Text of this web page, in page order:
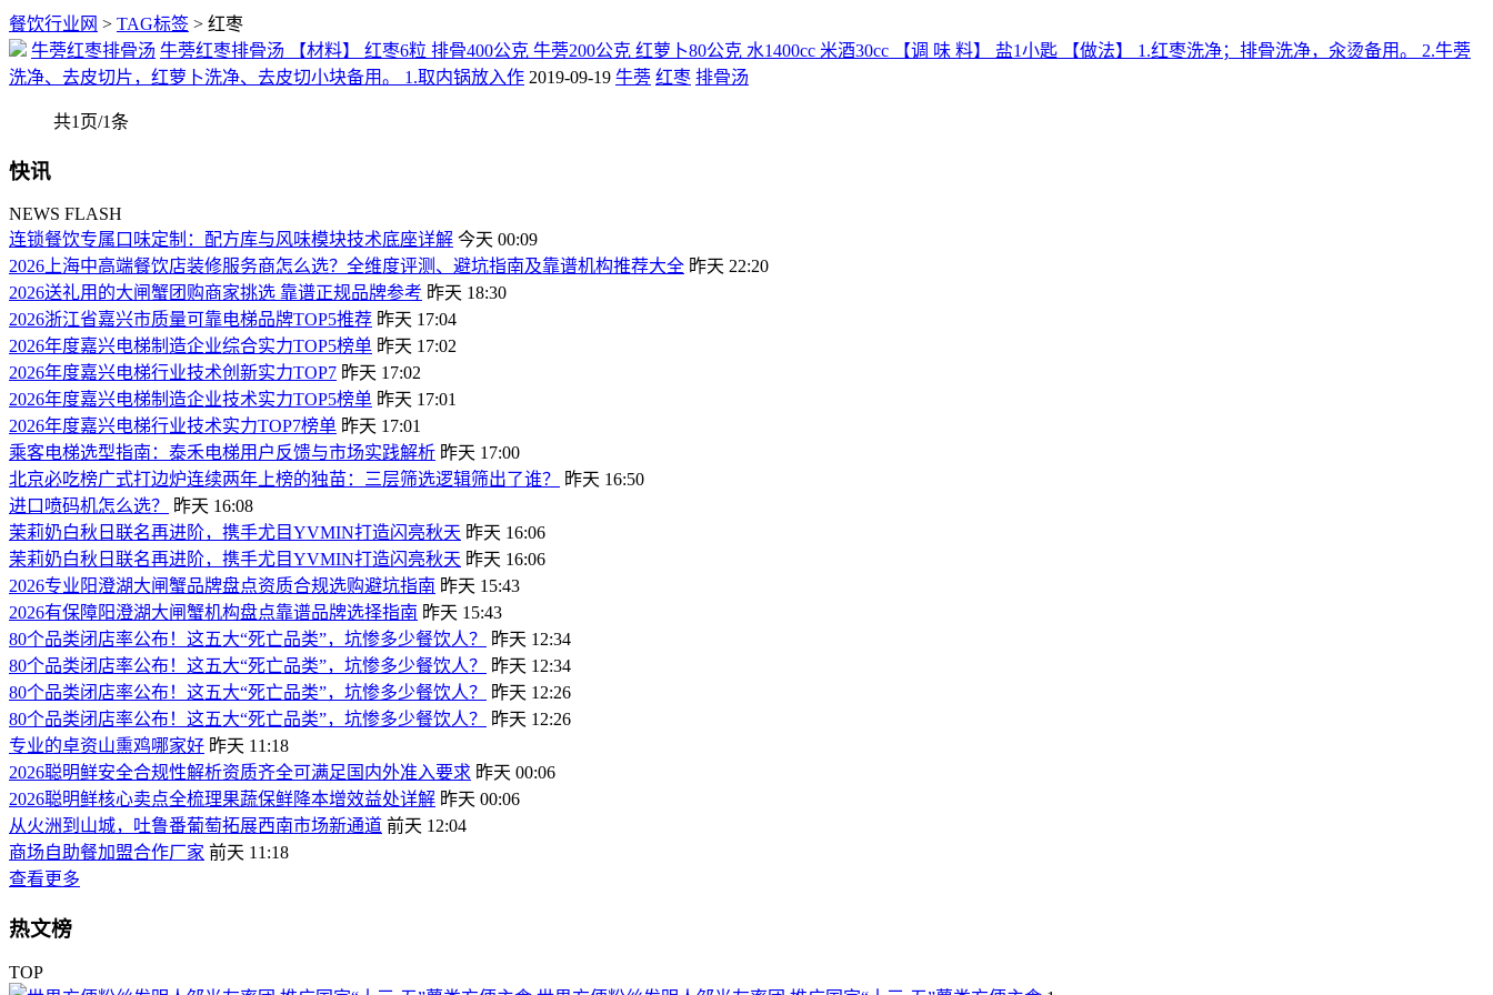
餐饮行业网 > TAG标签 > 红枣
牛蒡红枣排骨汤 牛蒡红枣排骨汤 【材料】 红枣6粒 排骨400公克 牛蒡200公克 红萝卜80公克 水1400cc 米酒30cc 【调 味 料】 盐1小匙 【做法】 1.红枣洗净；排骨洗净，汆烫备用。 2.牛蒡
洗净、去皮切片，红萝卜洗净、去皮切小块备用。 1.取内锅放入作 2019-09-19 牛蒡 红枣 排骨汤
共1页/1条
快讯
NEWS FLASH
连锁餐饮专属口味定制：配方库与风味模块技术底座详解 今天 00:09
2026上海中高端餐饮店装修服务商怎么选？全维度评测、避坑指南及靠谱机构推荐大全 昨天 22:20
2026送礼用的大闸蟹团购商家挑选 靠谱正规品牌参考 昨天 18:30
2026浙江省嘉兴市质量可靠电梯品牌TOP5推荐 昨天 17:04
2026年度嘉兴电梯制造企业综合实力TOP5榜单 昨天 17:02
2026年度嘉兴电梯行业技术创新实力TOP7 昨天 17:02
2026年度嘉兴电梯制造企业技术实力TOP5榜单 昨天 17:01
2026年度嘉兴电梯行业技术实力TOP7榜单 昨天 17:01
乘客电梯选型指南：泰禾电梯用户反馈与市场实践解析 昨天 17:00
北京必吃榜广式打边炉连续两年上榜的独苗：三层筛选逻辑筛出了谁？
昨天 16:50
进口喷码机怎么选？
昨天 16:08
茉莉奶白秋日联名再进阶，携手尤目YVMIN打造闪亮秋天 昨天 16:06
茉莉奶白秋日联名再进阶，携手尤目YVMIN打造闪亮秋天 昨天 16:06
2026专业阳澄湖大闸蟹品牌盘点资质合规选购避坑指南 昨天 15:43
2026有保障阳澄湖大闸蟹机构盘点靠谱品牌选择指南 昨天 15:43
80个品类闭店率公布！这五大“死亡品类”，坑惨多少餐饮人？
昨天 12:34
80个品类闭店率公布！这五大“死亡品类”，坑惨多少餐饮人？
昨天 12:34
80个品类闭店率公布！这五大“死亡品类”，坑惨多少餐饮人？
昨天 12:26
80个品类闭店率公布！这五大“死亡品类”，坑惨多少餐饮人？
昨天 12:26
专业的卓资山熏鸡哪家好 昨天 11:18
2026聪明鲜安全合规性解析资质齐全可满足国内外准入要求 昨天 00:06
2026聪明鲜核心卖点全梳理果蔬保鲜降本增效益处详解 昨天 00:06
从火洲到山城，吐鲁番葡萄拓展西南市场新通道 前天 12:04
商场自助餐加盟合作厂家 前天 11:18
查看更多
热文榜
TOP